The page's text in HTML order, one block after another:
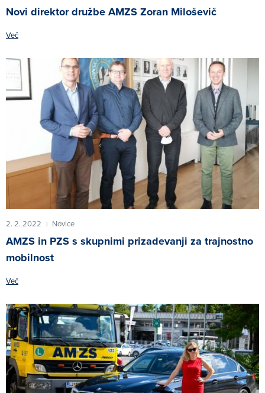
Novi direktor družbe AMZS Zoran Miloševič
Več
2. 2. 2022 | Novice
AMZS in PZS s skupnimi prizadevanji za trajnostno
mobilnost
Več